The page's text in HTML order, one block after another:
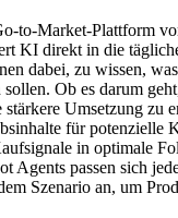
to-Market-Plattform
KI direkt in die
dabei, zu wissen,
sollen. Ob es darum
Umsetzung zu
für potenzielle
in optimale
Agents passen sich
Szenario an, um